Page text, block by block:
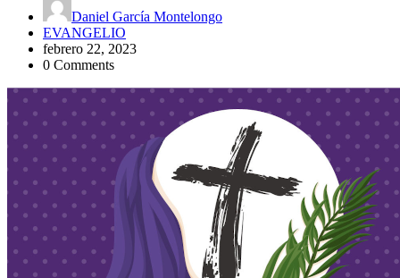
Daniel García Montelongo
EVANGELIO
febrero 22, 2023
0 Comments